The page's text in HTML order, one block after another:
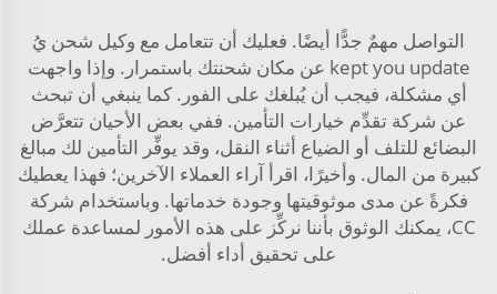
التواصل مهمٌ جدًّا أيضًا. فعليك أن تتعامل مع وكيل شحن يُ
kept you update عن مكان شحنتك باستمرار. وإذا واجهت
أي مشكلة، فيجب أن يُبلغك على الفور. كما ينبغي أن تبحث
عن شركة تقدِّم خيارات التأمين. ففي بعض الأحيان تتعرَّض
البضائع للتلف أو الضياع أثناء النقل، وقد يوفِّر التأمين لك مبالغ
كبيرة من المال. وأخيرًا، اقرأ آراء العملاء الآخرين؛ فهذا يعطيك
فكرةً عن مدى موثوقيتها وجودة خدماتها. وباستخدام شركة
CC، يمكنك الوثوق بأننا نركِّز على هذه الأمور لمساعدة عملك
على تحقيق أداء أفضل.